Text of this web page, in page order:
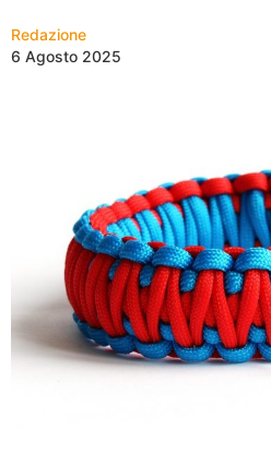
Redazione
6 Agosto 2025